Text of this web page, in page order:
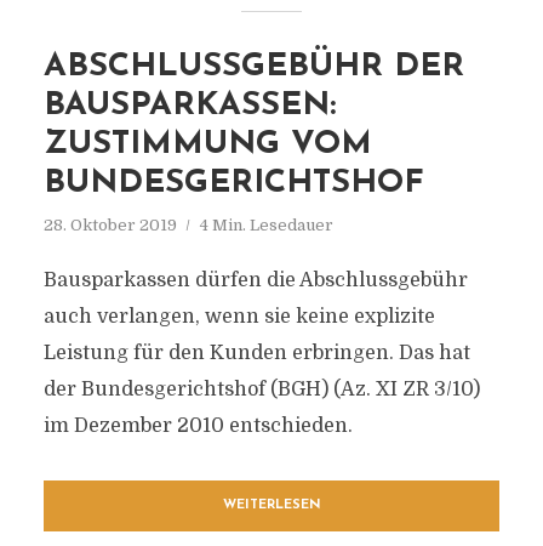
ABSCHLUSSGEBÜHR DER
BAUSPARKASSEN:
ZUSTIMMUNG VOM
BUNDESGERICHTSHOF
28. Oktober 2019 4 Min. Lesedauer
Bausparkassen dürfen die Abschlussgebühr
auch verlangen, wenn sie keine explizite
Leistung für den Kunden erbringen. Das hat
der Bundesgerichtshof (BGH) (Az. XI ZR 3/10)
im Dezember 2010 entschieden.
WEITERLESEN